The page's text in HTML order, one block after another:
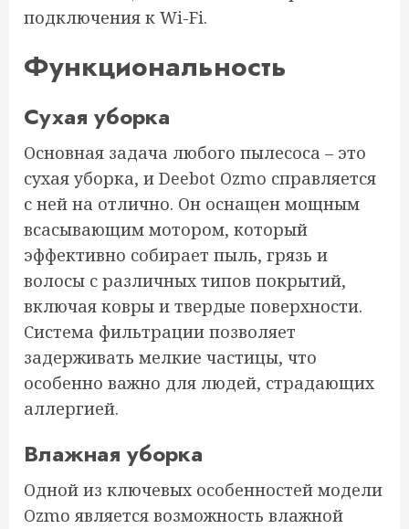
подключения к Wi-Fi.
Функциональность
Сухая уборка
Основная задача любого пылесоса – это
сухая уборка, и Deebot Ozmo справляется
с ней на отлично. Он оснащен мощным
всасывающим мотором, который
эффективно собирает пыль, грязь и
волосы с различных типов покрытий,
включая ковры и твердые поверхности.
Система фильтрации позволяет
задерживать мелкие частицы, что
особенно важно для людей, страдающих
аллергией.
Влажная уборка
Одной из ключевых особенностей модели
Ozmo является возможность влажной